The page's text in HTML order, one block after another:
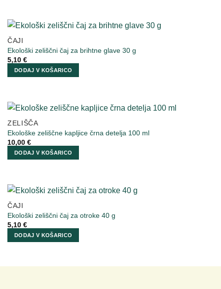
ČAJI
Ekološki zeliščni čaj za brihtne glave 30 g
5,10 €
DODAJ V KOŠARICO
ZELIŠČA
Ekološke zeliščne kapljice črna detelja 100 ml
10,00 €
DODAJ V KOŠARICO
ČAJI
Ekološki zeliščni čaj za otroke 40 g
5,10 €
DODAJ V KOŠARICO